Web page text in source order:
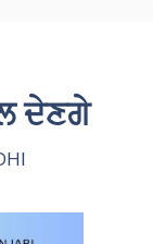
ਦੇਣਗੇ